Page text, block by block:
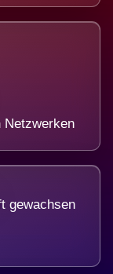
Netzwerken
gewachsen